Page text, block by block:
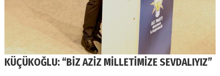
KÜÇÜKOĞLU: “BİZ AZİZ MİLLETİMİZE SEVDALIYIZ”